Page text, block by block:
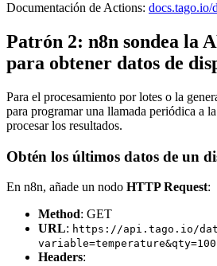
Documentación de Actions: docs.tago.io/
Patrón 2: n8n sondea la
para obtener datos de
Para el procesamiento por lotes o la
para programar una llamada periódica a
procesar los resultados.
Obtén los últimos datos de un
En n8n, añade un nodo HTTP Request:
Method: GET
URL: https://api.tago.io/
variable=temperature&qty=100
Headers: